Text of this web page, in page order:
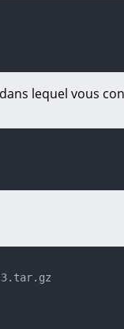
lequel vous